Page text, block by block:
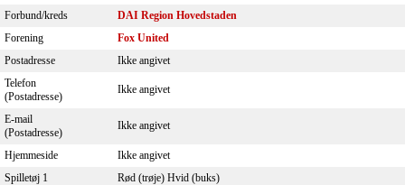
Forbund/kreds
DAI Region Hovedstaden
Forening
Fox United
Postadresse
Ikke angivet
Telefon
(Postadresse)
Ikke angivet
E-mail
(Postadresse)
Ikke angivet
Hjemmeside
Ikke angivet
Spilletøj 1
Rød (trøje) Hvid (buks)